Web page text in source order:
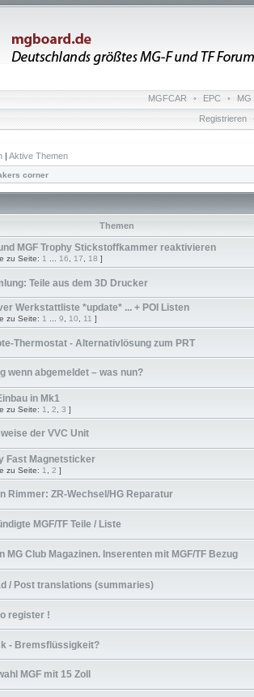
MGFCAR • EPC • MG
Registrieren
| Aktive Themen
corner
Themen
MGF Trophy Stickstoffkammer reaktivieren
zu Seite: 1 16 17 18 ]
Teile aus dem 3D Drucker
Werkstattliste *update* ... + POI Listen
zu Seite: 1 9 10 11 ]
Thermostat - Alternativlösung zum PRT
wenn abgemeldet – was nun?
in Mk1
zu Seite: 1 2 3 ]
der VVC Unit
Fast Magnetsticker
zu Seite: 1 2 ]
Rimmer: ZR-Wechsel/HG Reparatur
MGF/TF Teile / Liste
MG Club Magazinen. Inserenten mit MGF/TF Bezug
/ Post translations (summaries)
register !
- Bremsflüssigkeit?
MGF mit 15 Zoll